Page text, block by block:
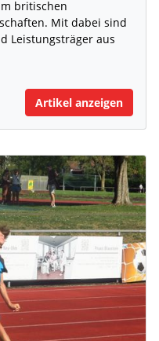
britischen
Mit dabei sind
Leistungsträger aus
Artikel anzeigen